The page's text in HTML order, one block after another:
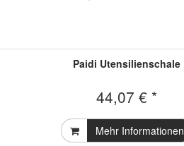
Paidi Utensilienschale
44,07 € *
Mehr Informationen